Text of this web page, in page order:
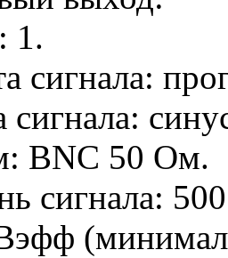
1.
сигнала:
BNC 50 Ом.
сигнала: